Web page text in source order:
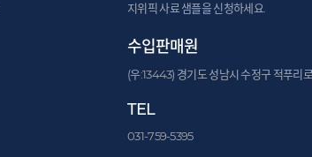
지위픽 사료 샘플을 신청하세요.
수입판매원
(우:13443) 경기도 성남시 수정구 적푸리
TEL
031-759-5395